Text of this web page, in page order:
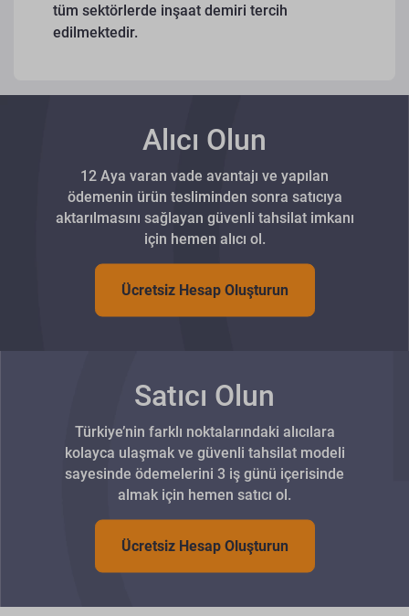
tüm sektörlerde inşaat demiri tercih
edilmektedir.
Alıcı Olun
12 Aya varan vade avantajı ve yapılan
ödemenin ürün tesliminden sonra satıcıya
aktarılmasını sağlayan güvenli tahsilat imkanı
için hemen alıcı ol.
Ücretsiz Hesap Oluşturun
Satıcı Olun
Türkiye’nin farklı noktalarındaki alıcılara
kolayca ulaşmak ve güvenli tahsilat modeli
sayesinde ödemelerini 3 iş günü içerisinde
almak için hemen satıcı ol.
Ücretsiz Hesap Oluşturun